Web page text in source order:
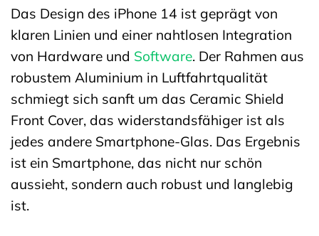
Das Design des iPhone 14 ist geprägt von
klaren Linien und einer nahtlosen Integration
von Hardware und Software. Der Rahmen aus
robustem Aluminium in Luftfahrtqualität
schmiegt sich sanft um das Ceramic Shield
Front Cover, das widerstandsfähiger ist als
jedes andere Smartphone-Glas. Das Ergebnis
ist ein Smartphone, das nicht nur schön
aussieht, sondern auch robust und langlebig
ist.